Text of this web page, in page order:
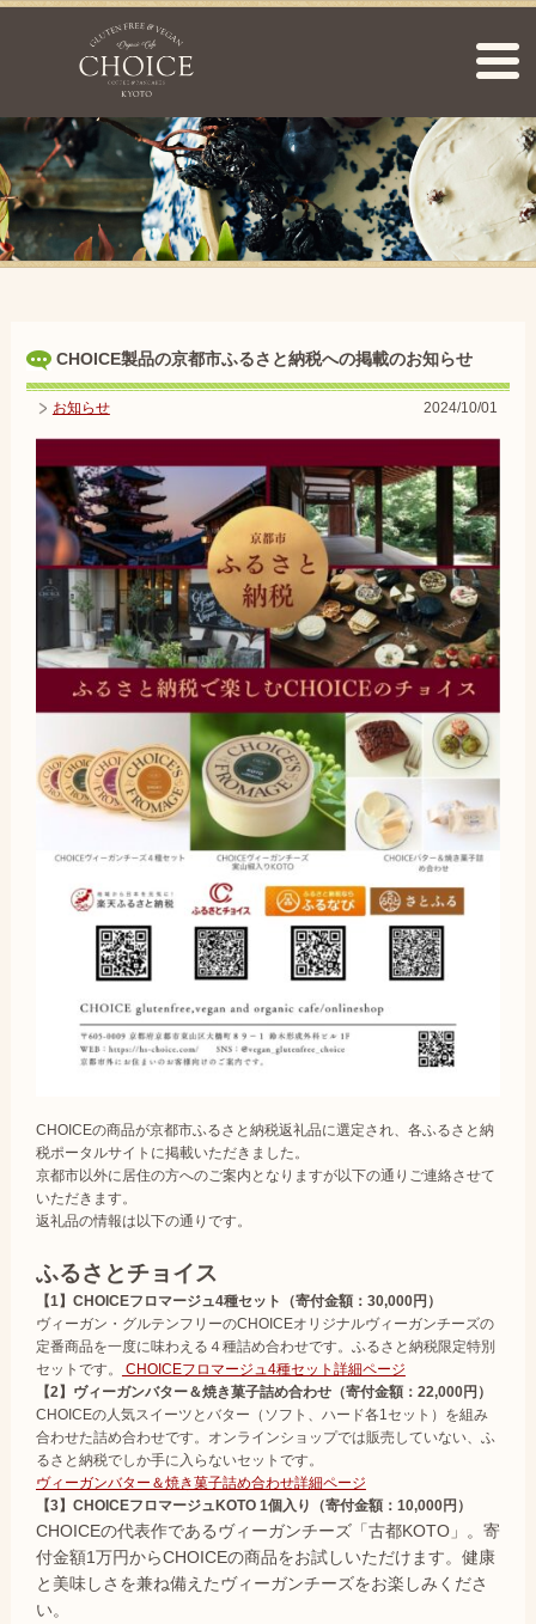
CHOICE製品の京都市ふるさと納税への掲載のお知らせ
お知らせ 2024/10/01
CHOICEの商品が京都市ふるさと納税返礼品に選定され、各ふるさと納
税ポータルサイトに掲載いただきました。
京都市以外に居住の方へのご案内となりますが以下の通りご連絡させて
いただきます。
返礼品の情報は以下の通りです。
ふるさとチョイス
【1】CHOICEフロマージュ4種セット（寄付金額：30,000円）
ヴィーガン・グルテンフリーのCHOICEオリジナルヴィーガンチーズの
定番商品を一度に味わえる４種詰め合わせです。ふるさと納税限定特別
セットです。
CHOICEフロマージュ4種セット詳細ページ
【2】ヴィーガンバター＆焼き菓子詰め合わせ（寄付金額：22,000円）
CHOICEの人気スイーツとバター（ソフト、ハード各1セット）を組み
合わせた詰め合わせです。オンラインショップでは販売していない、ふ
るさと納税でしか手に入らないセットです。
ヴィーガンバター＆焼き菓子詰め合わせ詳細ページ
【3】CHOICEフロマージュKOTO 1個入り（寄付金額：10,000円）
CHOICEの代表作であるヴィーガンチーズ「古都KOTO」。寄
付金額1万円からCHOICEの商品をお試しいただけます。健康
と美味しさを兼ね備えたヴィーガンチーズをお楽しみくださ
い。